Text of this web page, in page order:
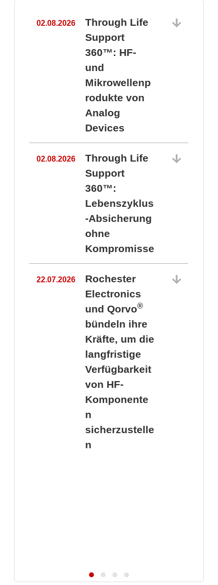
02.08.2026
Through Life
Support
360™: HF-
und
Mikrowellenp
rodukte von
Analog
Devices
02.08.2026
Through Life
Support
360™:
Lebenszyklus
-Absicherung
ohne
Kompromisse
22.07.2026
Rochester
Electronics
und Qorvo®
bündeln ihre
Kräfte, um die
langfristige
Verfügbarkeit
von HF-
Komponente
n
sicherzustelle
n